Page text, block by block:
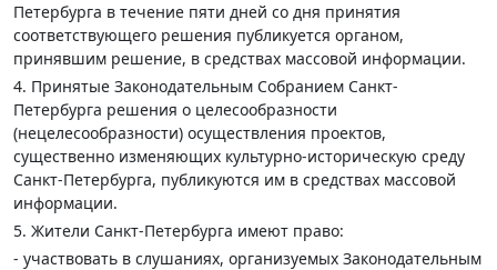
Петербурга в течение пяти дней со дня принятия
соответствующего решения публикуется органом,
принявшим решение, в средствах массовой информации.
4. Принятые Законодательным Собранием Санкт-
Петербурга решения о целесообразности
(нецелесообразности) осуществления проектов,
существенно изменяющих культурно-историческую среду
Санкт-Петербурга, публикуются им в средствах массовой
информации.
5. Жители Санкт-Петербурга имеют право:
- участвовать в слушаниях, организуемых Законодательным